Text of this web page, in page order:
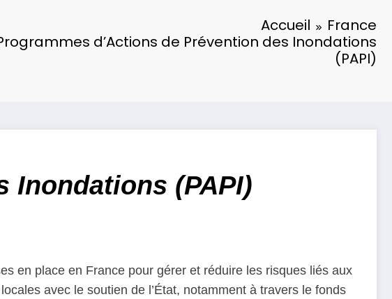
Accueil
France
d’Actions de Prévention des Inondations
(PAPI)
Inondations (PAPI)
en place en France pour gérer et réduire les risques liés aux
avec le soutien de l’État, notamment à travers le fonds